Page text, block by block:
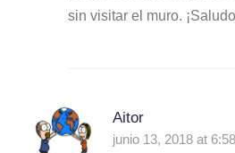
sin visitar el muro.
Aitor
junio 13, 2018 at